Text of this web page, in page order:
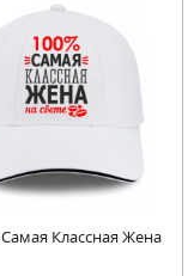
Классная Жена